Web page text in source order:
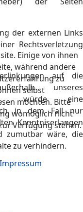
der externen Links
Rechtsverletzung
auf die
unseres
würde eine
in dem Fall nur
Kenntniserlangen
zumutbar wäre, die
zu verhindern.
Einige von ihnen
während andere
zu
selbst
möchten. Bitte
womöglich nicht
Verfügung stehen.
Impressum